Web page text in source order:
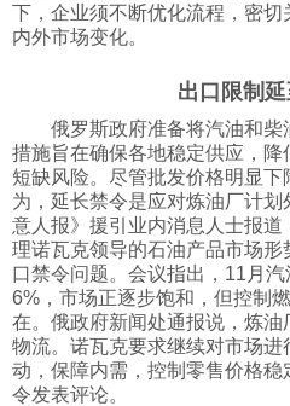
下，企业须不断优化流程，密切
内外市场变化。
出口限制
俄罗斯政府准备将汽油和
措施旨在确保各地稳定供应，
短缺风险。尽管批发价格明显下
为，延长禁令是应对炼油厂计划
意人报》援引业内消息人士报
理诺瓦克领导的石油产品市场
口禁令问题。会议指出，11月
6%，市场正逐步饱和，但控制
在。俄政府新闻处通报说，炼
物流。诺瓦克要求继续对市场
动，保障内需，控制零售价格
令发表评论。